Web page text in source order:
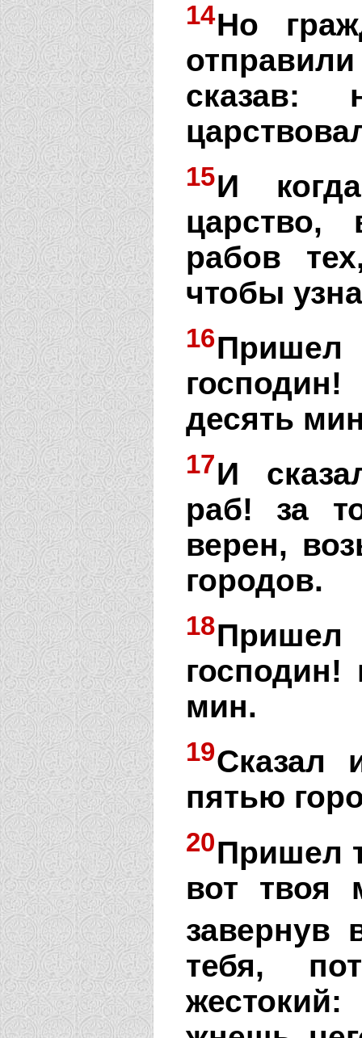
14Но
15И
царство,
рабов
чтобы
16
десять
17И
раб! за
верен,
городов.
18
господин!
мин.
19Сказал
пятью
20Пришел
вот твоя
завернув
тебя,